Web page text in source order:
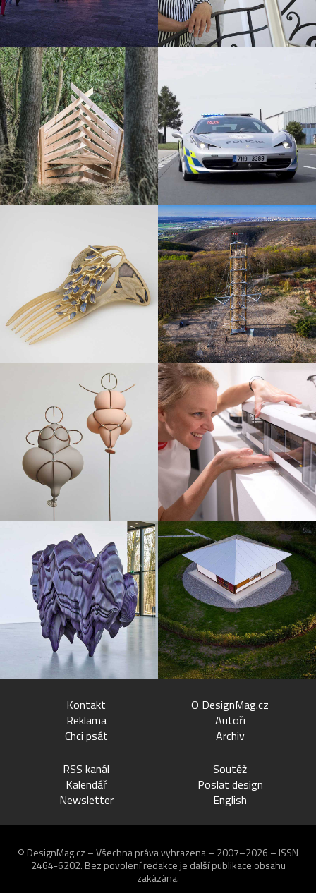
Kontakt
Reklama
Chci psát
O DesignMag.cz
Autoři
Archiv
RSS kanál
Kalendář
Newsletter
Soutěž
Poslat design
English
© DesignMag.cz – Všechna práva vyhrazena – 2007–2026 – ISSN
2464-6202. Bez povolení redakce je další publikace obsahu
zakázána.